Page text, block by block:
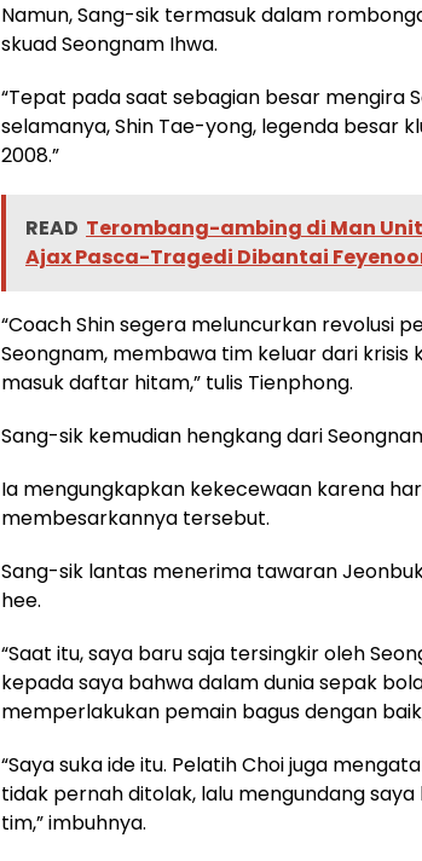
Namun, Sang-sik termasuk dalam
skuad Seongnam Ihwa.
“Tepat pada saat sebagian besar mengira
selamanya, Shin Tae-yong, legenda besar
2008.”
READ Terombang-ambing di Man
Ajax Pasca-Tragedi Dibantai
“Coach Shin segera meluncurkan revolusi
Seongnam, membawa tim keluar dari krisis
masuk daftar hitam,” tulis Tienphong.
Sang-sik kemudian hengkang dari
Ia mengungkapkan kekecewaan karena
membesarkannya tersebut.
Sang-sik lantas menerima tawaran
hee.
“Saat itu, saya baru saja tersingkir oleh
kepada saya bahwa dalam dunia sepak
memperlakukan pemain bagus dengan
“Saya suka ide itu. Pelatih Choi juga
tidak pernah ditolak, lalu mengundang
tim,” imbuhnya.